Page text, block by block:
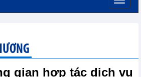
gian hợp tác dịch vụ